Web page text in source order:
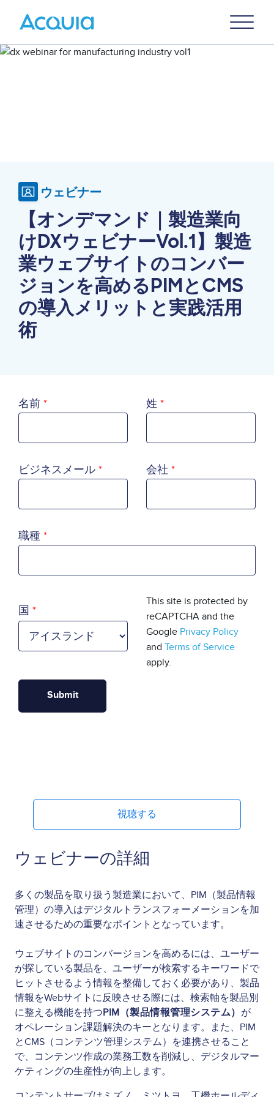
content
Menu
Image
ウェビナー
【オンデマンド｜製造業向
けDXウェビナーvol.1】製造
業ウェブサイトのコンバー
ジョンを高めるPIMとCMS
の導入メリットと実践活用
術
名前 姓
ビジネスメール 会社
職種
国
This site is protected by
reCAPTCHA and the
Google Privacy Policy
and Terms of Service
apply.
視聴する
ウェビナーの詳細
多くの製品を取り扱う製造業において、PIM（製品情報
管理）の導入はデジタルトランスフォーメーションを加
速させるための重要なポイントとなっています。
ウェブサイトのコンバージョンを高めるには、ユーザー
が探している製品を、ユーザーが検索するキーワードで
ヒットさせるよう情報を整備しておく必要があり、 製品
情報をWebサイトに反映させる際には、検索軸を製品別
に整える機能を持つPIM（製品情報管理システム） が
オペレーション課題解決のキーとなります。また、 PIM
とCMS（コンテンツ管理システム）を連携させること
で、コンテンツ作成の業務工数を削減し、デジタルマー
ケティングの生産性が向上します。